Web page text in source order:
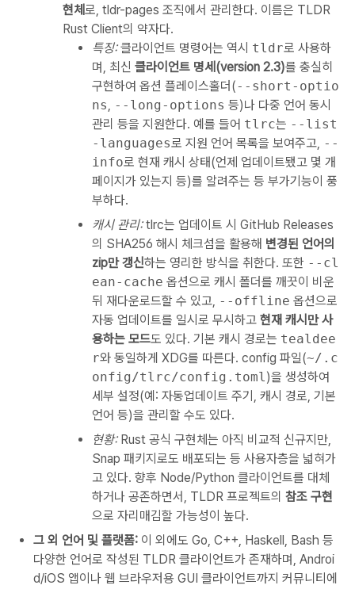
현체 로, tldr-pages 조직에서 관리한다. 이름은 TLDR
Rust Client의 약자다.
특징:클라이언트 명령어는 역시 tldr로 사용하
며, 최신 클라이언트 명세(version 2.3)를 충실히
구현하여 옵션 플레이스홀더(--short-optio
ns, --long-options 등)나 다중 언어 동시
관리 등을 지원한다. 예를 들어 tlrc는 --list
-languages로 지원 언어 목록을 보여주고, --
info로 현재 캐시 상태(언제 업데이트됐고 몇 개
페이지가 있는지 등)를 알려주는 등 부가기능이 풍
부하다.
캐시 관리:tlrc는 업데이트 시 GitHub Releases
의 SHA256 해시 체크섬을 활용해 변경된 언어의
zip만 갱신하는 영리한 방식을 취한다. 또한 --cl
ean-cache 옵션으로 캐시 폴더를 깨끗이 비운
뒤 재다운로드할 수 있고, --offline 옵션으로
자동 업데이트를 일시로 무시하고 현재 캐시만 사
용하는 모드도 있다. 기본 캐시 경로는 tealdee
r와 동일하게 XDG를 따른다. config 파일(~/.c
onfig/tlrc/config.toml)을 생성하여
세부 설정(예: 자동업데이트 주기, 캐시 경로, 기본
언어 등)을 관리할 수도 있다.
현황:Rust 공식 구현체는 아직 비교적 신규지만,
Snap 패키지로도 배포되는 등 사용자층을 넓혀가
고 있다. 향후 Node/Python 클라이언트를 대체
하거나 공존하면서, TLDR 프로젝트의 참조 구현
으로 자리매김할 가능성이 높다.
그 외 언어 및 플랫폼: 이 외에도 Go, C++, Haskell, Bash 등
다양한 언어로 작성된 TLDR 클라이언트가 존재하며, Androi
d/iOS 앱이나 웹 브라우저용 GUI 클라이언트까지 커뮤니티에